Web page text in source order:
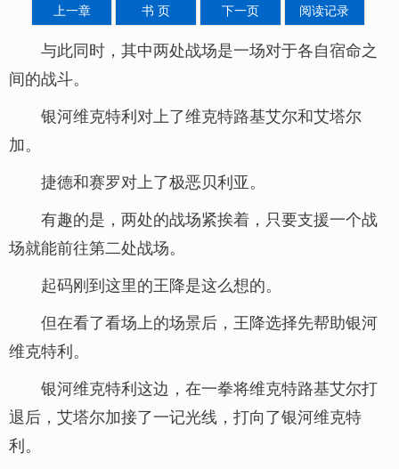
上一章 书 页 下一页 阅读记录
与此同时，其中两处战场是一场对于各自宿命之
间的战斗。
银河维克特利对上了维克特路基艾尔和艾塔尔
加。
捷德和赛罗对上了极恶贝利亚。
有趣的是，两处的战场紧挨着，只要支援一个战
场就能前往第二处战场。
起码刚到这里的王降是这么想的。
但在看了看场上的场景后，王降选择先帮助银河
维克特利。
银河维克特利这边，在一拳将维克特路基艾尔打
退后，艾塔尔加接了一记光线，打向了银河维克特
利。